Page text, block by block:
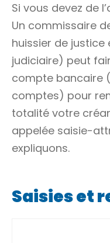
Si vous devez de
Un commissaire
huissier de
judiciaire) peut
compte bancaire
comptes) pour
totalité votre
appelée saisie-
expliquons.
Saisies et